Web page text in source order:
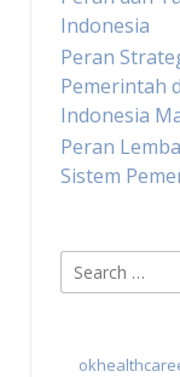
Indonesia
Peran
Pemerintah
Indonesia
Peran
Sistem
Search
for: